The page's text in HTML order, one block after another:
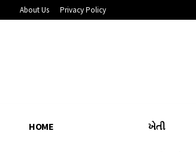
About Us Privacy Policy
HOME ખેતી